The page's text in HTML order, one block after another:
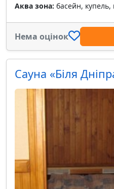
Аква зона: басейн, купель,
Нема оцінок
Сауна «Біля